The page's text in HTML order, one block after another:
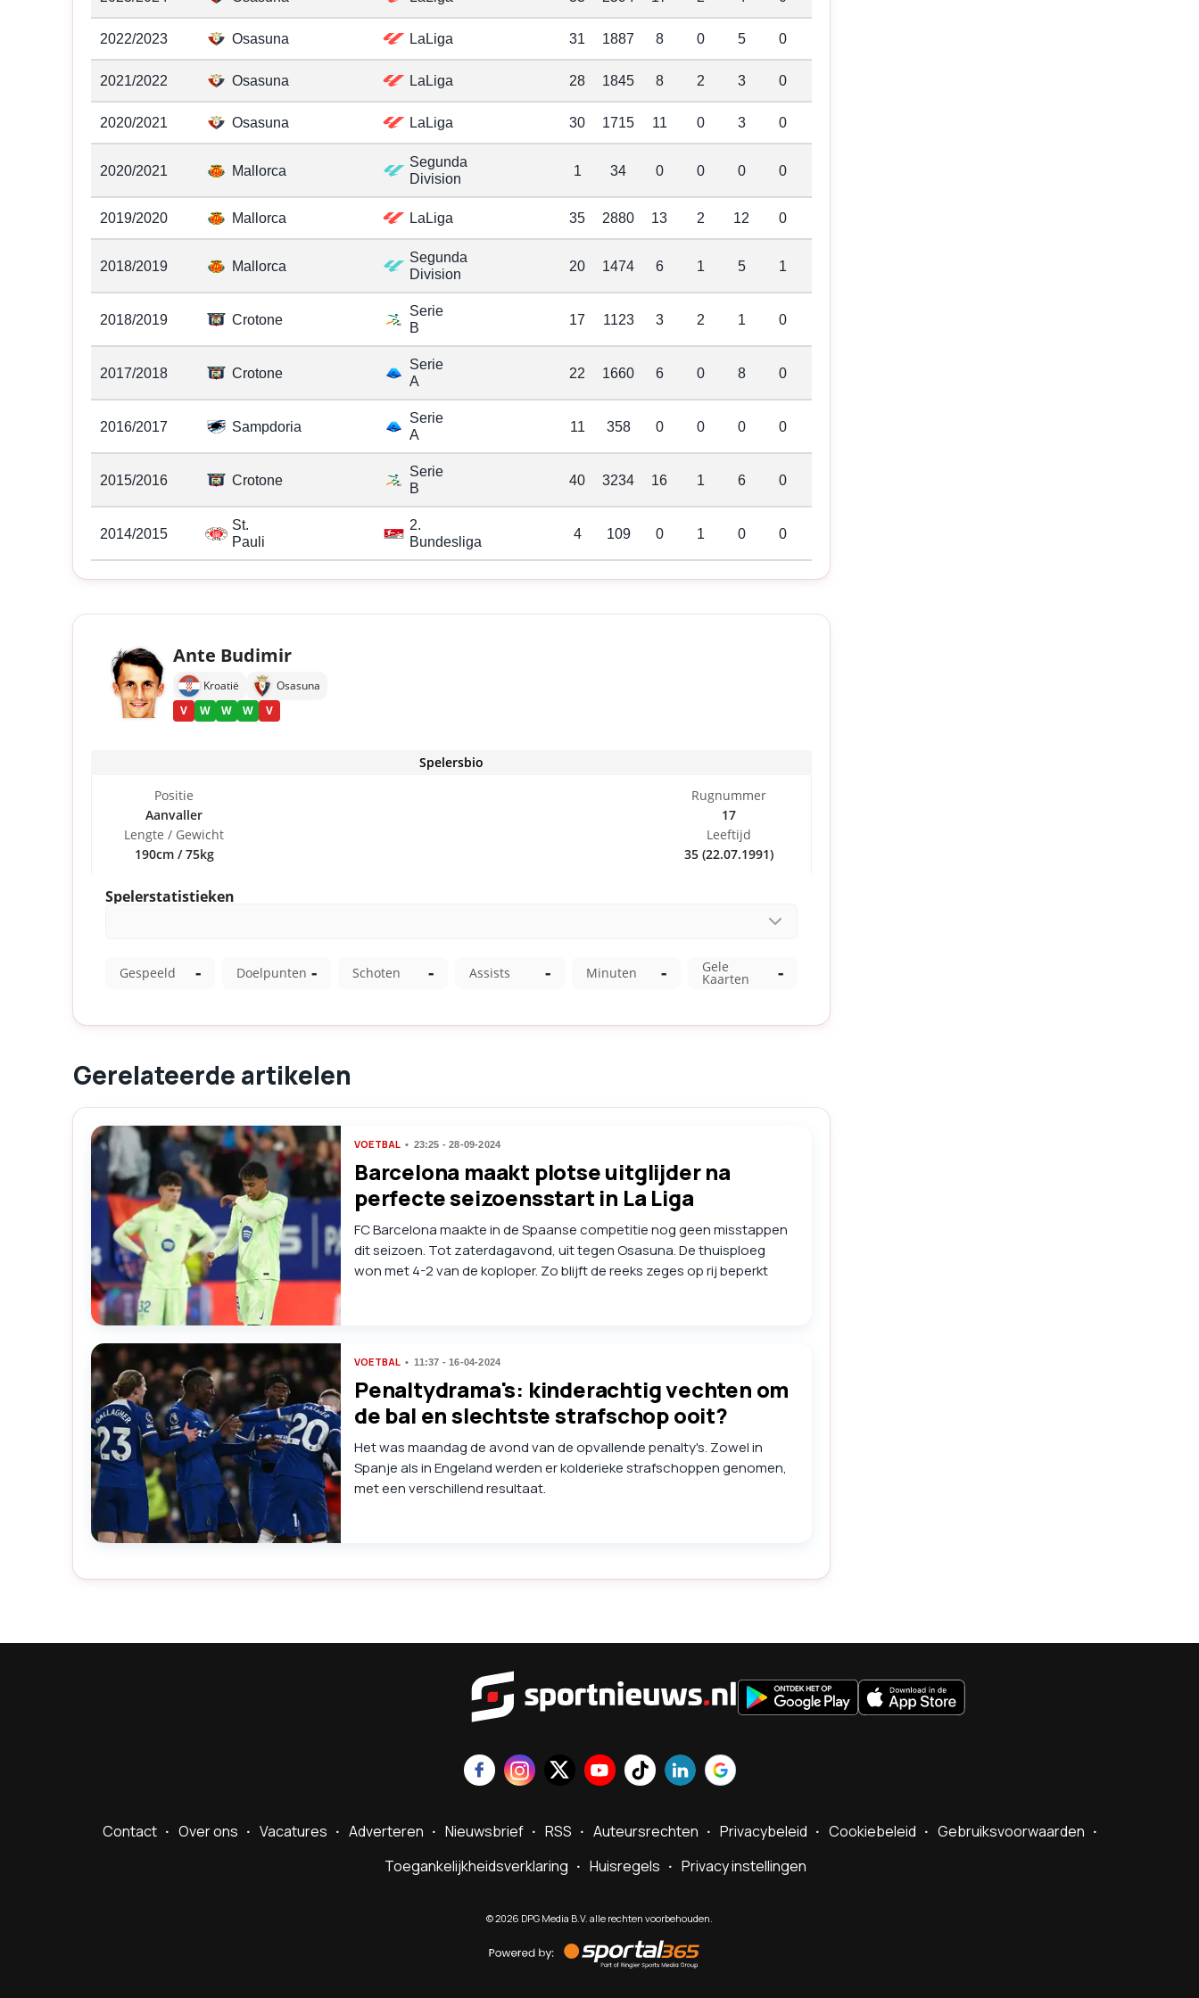
2022/2023 Osasuna LaLiga 31 1887 8 0 5 0
2021/2022 Osasuna LaLiga 28 1845 8 2 3 0
2020/2021 Osasuna LaLiga 30 1715 11 0 3 0
2020/2021 Mallorca
Segunda
Division
1 34 0 0 0 0
2019/2020 Mallorca LaLiga 35 2880 13 2 12 0
2018/2019 Mallorca
Segunda
Division
20 1474 6 1 5 1
2018/2019 Crotone
Serie
B
17 1123 3 2 1 0
2017/2018 Crotone
Serie
A
22 1660 6 0 8 0
2016/2017 Sampdoria
Serie
A
11 358 0 0 0 0
2015/2016 Crotone
Serie
B
40 3234 16 1 6 0
2014/2015
St.
Pauli
2.
Bundesliga
4 109 0 1 0 0
Gerelateerde artikelen
VOETBAL 23:25 - 28-09-2024
Barcelona maakt plotse uitglijder na
perfecte seizoensstart in La Liga
FC Barcelona maakte in de Spaanse competitie nog geen misstappen
dit seizoen. Tot zaterdagavond, uit tegen Osasuna. De thuisploeg
won met 4-2 van de koploper. Zo blijft de reeks zeges op rij beperkt
VOETBAL 11:37 - 16-04-2024
Penaltydrama's: kinderachtig vechten om
de bal en slechtste strafschop ooit?
Het was maandag de avond van de opvallende penalty's. Zowel in
Spanje als in Engeland werden er kolderieke strafschoppen genomen,
met een verschillend resultaat.
Sportnieuws.nl
Contact Over ons Vacatures Adverteren Nieuwsbrief RSS Auteursrechten Privacybeleid Cookiebeleid
Gebruiksvoorwaarden
Toegankelijkheidsverklaring
Huisregels Privacy instellingen
©2026 DPG Media B.V. alle rechten voorbehouden.
by
Sportal365